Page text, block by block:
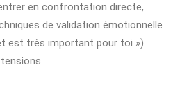
en confrontation directe,
de validation émotionnelle
est très important pour toi »)